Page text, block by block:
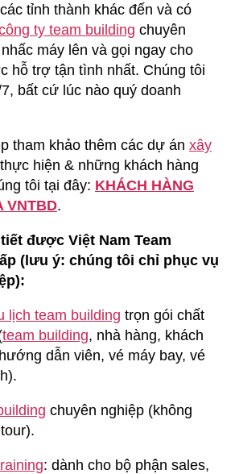
tỉnh thành khác đến và có
ty team building chuyên
máy lên và gọi ngay cho
hỗ trợ tận tình nhất. Chúng tôi
bất cứ lúc nào quý doanh
tham khảo thêm các dự án xây
hiện & những khách hàng
tôi tại đây: KHÁCH HÀNG
VNTBD.
được Việt Nam Team
(lưu ý: chúng tôi chỉ phục vụ
lịch team building trọn gói chất
team building, nhà hàng, khách
dẫn viên, vé máy bay, vé
chuyên nghiệp (không
: dành cho bộ phận sales,